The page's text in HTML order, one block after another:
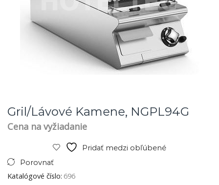
Gril/lávové Kamene, NGPL94G
Cena na vyžiadanie
Pridať medzi obľúbené
Porovnať
Katalógové číslo: 696